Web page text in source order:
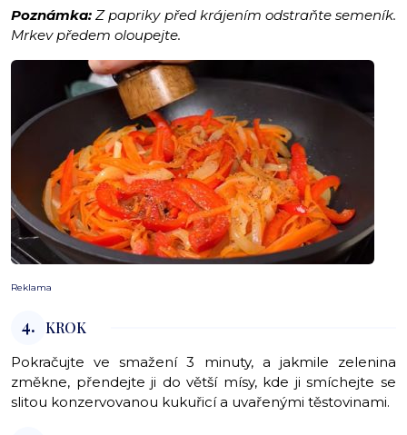
Poznámka:Z papriky před krájením odstraňte semeník.
Mrkev předem oloupejte.
Reklama
4. KROK
Pokračujte ve smažení 3 minuty, a jakmile zelenina
změkne, přendejte ji do větší mísy, kde ji smíchejte se
slitou konzervovanou kukuřicí a uvařenými těstovinami.